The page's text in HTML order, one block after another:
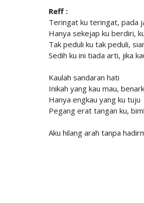
Reff :
Teringat ku teringat, pada
Hanya sekejap ku berdiri,
Tak peduli ku tak peduli,
Sedih ku ini tiada arti, jika
Kaulah sandaran hati
Inikah yang kau mau,
Hanya engkau yang ku tuju
Pegang erat tangan ku,
Aku hilang arah tanpa